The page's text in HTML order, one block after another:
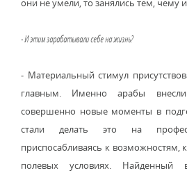
они не умели, то занялись тем, чему
- И этим зарабатывали себе на жизнь?
- Материальный стимул
главным. Именно арабы
совершенно новые моменты в
стали делать это на
приспосабливаясь к возможностям,
полевых условиях. Найденный